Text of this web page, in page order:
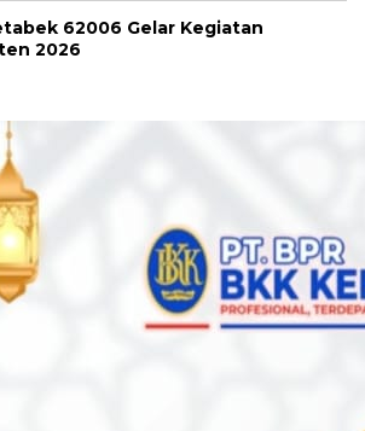
62006 Gelar Kegiatan
2026